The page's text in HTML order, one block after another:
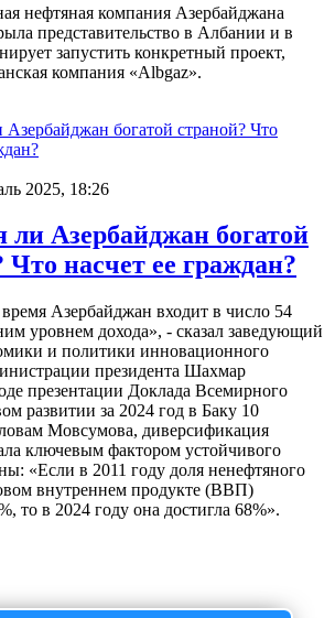
нефтяная компания Азербайджана
представительство в Албании и в
запустить конкретный проект,
компания «Albgaz».
2025, 18:26
ли Азербайджан богатой
Что насчет ее граждан?
Азербайджан входит в число 54
уровнем дохода», - сказал заведующий
и политики инновационного
президента Шахмар
презентации Доклада Всемирного
развитии за 2024 год в Баку 10
Мовсумова, диверсификация
ключевым фактором устойчивого
«Если в 2011 году доля ненефтяного
внутреннем продукте (ВВП)
то в 2024 году она достигла 68%».